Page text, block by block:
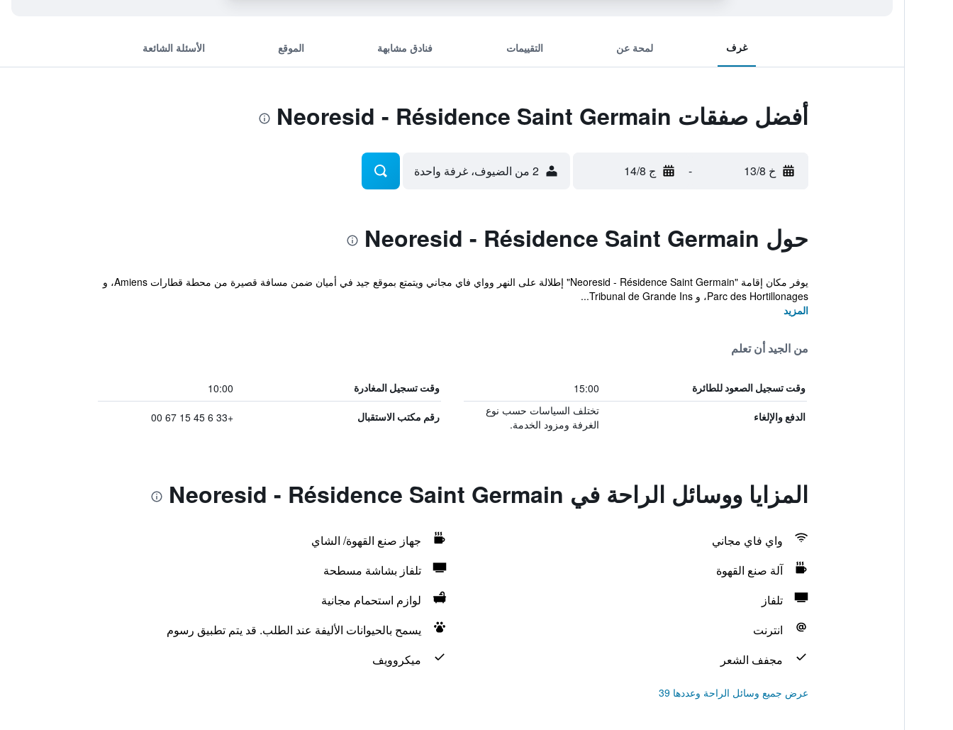
غرف لمحة عن التقييمات فنادق مشابهة الموقع الأسئلة الشائعة
أفضل صفقات Neoresid - Résidence Saint Germain
خ 13/8 - ج 14/8 2 من الضيوف، غرفة واحدة
حول Neoresid - Résidence Saint Germain
يوفر مكان إقامة "Neoresid - Résidence Saint Germain" إطلالة على النهر وواي فاي مجاني ويتمتع بموقع جيد في أميان ضمن مسافة قصيرة من محطة قطارات Amiens، و
Parc des Hortillonages، و Tribunal de Grande Ins...
المزيد
من الجيد أن تعلم
وقت تسجيل الصعود للطائرة 15:00 وقت تسجيل المغادرة 10:00
الدفع والإلغاء
تختلف السياسات حسب نوع
الغرفة ومزود الخدمة.
رقم مكتب الاستقبال +33 6 45 15 67 00
المزايا ووسائل الراحة في Neoresid - Résidence Saint Germain
واي فاي مجاني
جهاز صنع القهوة/ الشاي
آلة صنع القهوة
تلفاز بشاشة مسطحة
تلفاز
لوازم استحمام مجانية
انترنت
يسمح بالحيوانات الأليفة عند الطلب. قد يتم تطبيق رسوم
مجفف الشعر
ميكروويف
عرض جميع وسائل الراحة وعددها 39